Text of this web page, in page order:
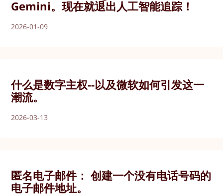
Gemini。现在就退出人工智能追踪！
2026-01-09
什么是数字主权--以及微软如何引发这一
潮流。
2026-03-13
匿名电子邮件： 创建一个没有电话号码的
电子邮件地址。